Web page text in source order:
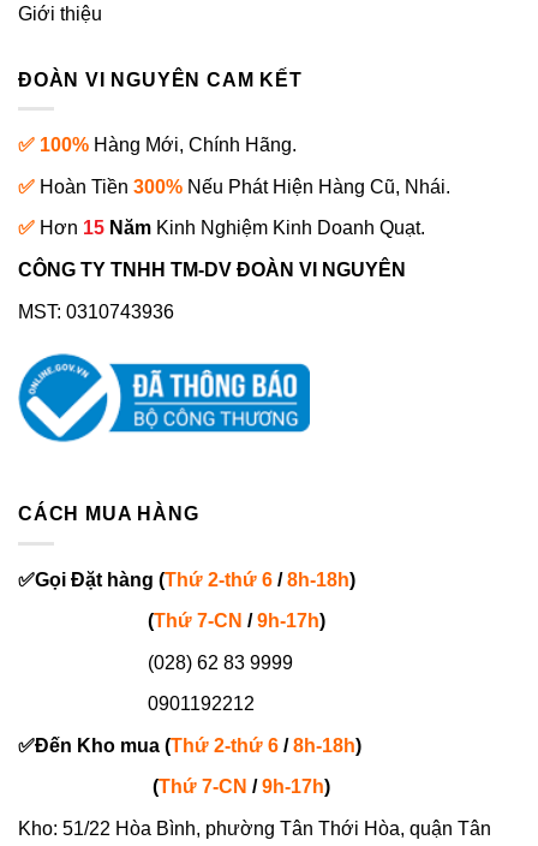
Giới thiệu
ĐOÀN VI NGUYÊN CAM KẾT
✅ 100% Hàng Mới, Chính Hãng.
✅ Hoàn Tiền 300% Nếu Phát Hiện Hàng Cũ, Nhái.
✅ Hơn 15 Năm Kinh Nghiệm Kinh Doanh Quạt.
CÔNG TY TNHH TM-DV ĐOÀN VI NGUYÊN
MST: 0310743936
CÁCH MUA HÀNG
✅Gọi Đặt hàng (Thứ 2-thứ 6 /8h-18h)
(Thứ 7-CN /9h-17h)
(028) 62 83 9999
0901192212
✅Đến Kho mua (Thứ 2-thứ 6 /8h-18h)
(Thứ 7-CN / 9h-17h)
Kho: 51/22 Hòa Bình, phường Tân Thới Hòa, quận Tân